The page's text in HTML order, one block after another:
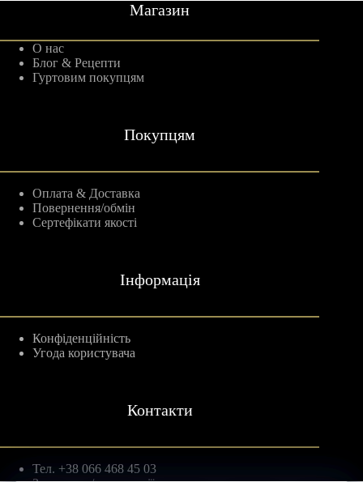
Магазин
О нас
Блог & Рецепти
Гуртовим покупцям
Покупцям
Оплата & Доставка
Повернення/обмін
Сертефікати якості
Інформація
Конфіденційність
Угода користувача
Контакти
Тел. +38 066 468 45 03